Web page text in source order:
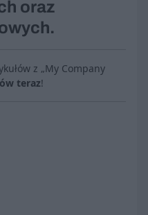
oraz
z „My Company
teraz!